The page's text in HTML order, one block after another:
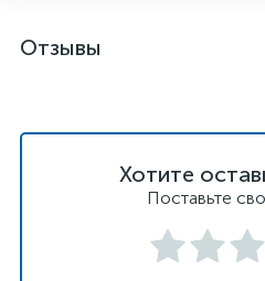
Отзывы
Хотите
Поставьте